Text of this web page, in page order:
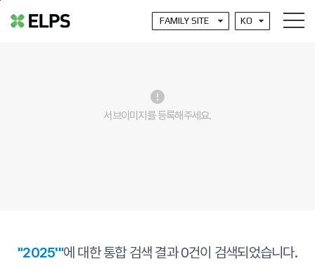
error
서브이미지를 등록해주세요.
"2025'"에 대한 통합 검색 결과0건이 검색되었습니다.